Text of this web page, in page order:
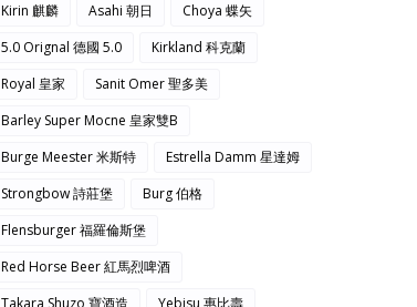
Kirin 麒麟
Asahi 朝日
Choya 蝶矢
5.0 Orignal 德國 5.0
Kirkland 科克蘭
Royal 皇家
Sanit Omer 聖多美
Barley Super Mocne 皇家雙B
Burge Meester 米斯特
Estrella Damm 星達姆
Strongbow 詩莊堡
Burg 伯格
Flensburger 福羅倫斯堡
Red Horse Beer 紅馬烈啤酒
Takara Shuzo 寶酒造
Yebisu 惠比壽